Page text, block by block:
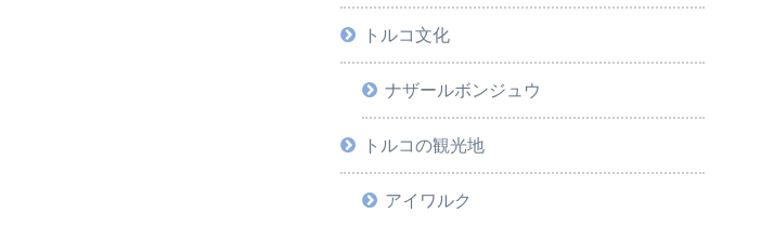
トルコ文化
ナザールボンジュウ
トルコの観光地
アイワルク